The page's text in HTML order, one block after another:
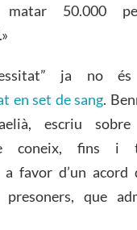
matar 50.000
ja no és
en set de sang.
escriu
coneix, fins
favor d’un acord
presoners, que